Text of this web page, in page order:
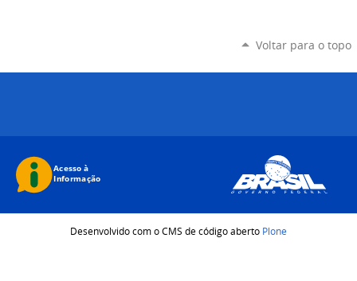
Voltar para o topo
Desenvolvido com o CMS de código aberto Plone